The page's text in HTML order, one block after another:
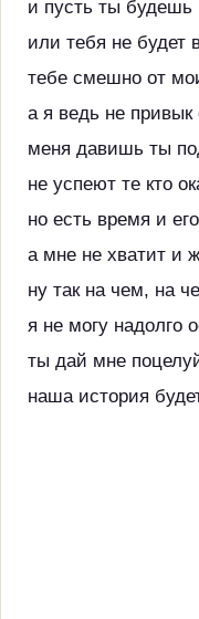
и пусть ты будешь
или тебя не будет
тебе смешно от
а я ведь не
меня давишь ты
не успеют те кто
но есть время и
а мне не хватит и
ну так на чем, на
я не могу надолго
ты дай мне
наша история